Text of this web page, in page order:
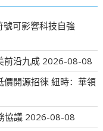
可影響科技自強
前沿九成 2026-08-08
價開源招徠 紐時：華領
協議 2026-08-08